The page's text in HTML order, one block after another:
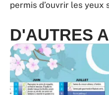
permis d’ouvrir les yeux
D'AUTRES